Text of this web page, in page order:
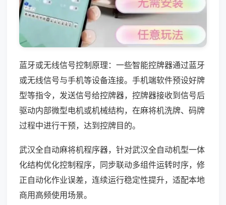
蓝牙或无线信号控制原理：一些智能控牌器通过蓝牙
或无线信号与手机等设备连接。手机端软件预设好牌
型等指令，发送信号给控牌器，控牌器接收到信号后
驱动内部微型电机或机械结构，在麻将机洗牌、码牌
过程中进行干预，达到控牌目的。
武汉全自动麻将机程序器，针对武汉全自动机型一体
化结构优化控制程序，同步联动多组件运转时序，修
正自动化作业误差，连续运行稳定性提升，适配本地
商用高频使用场景。